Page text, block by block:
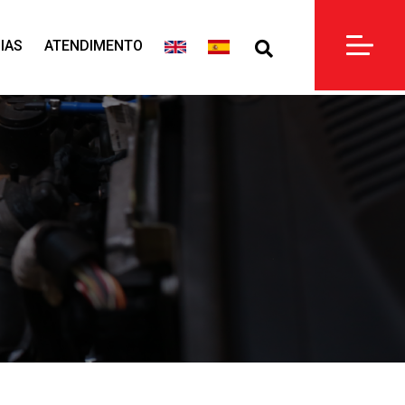
ATENDIMENTO